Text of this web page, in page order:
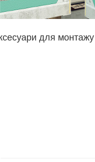
для монтажу